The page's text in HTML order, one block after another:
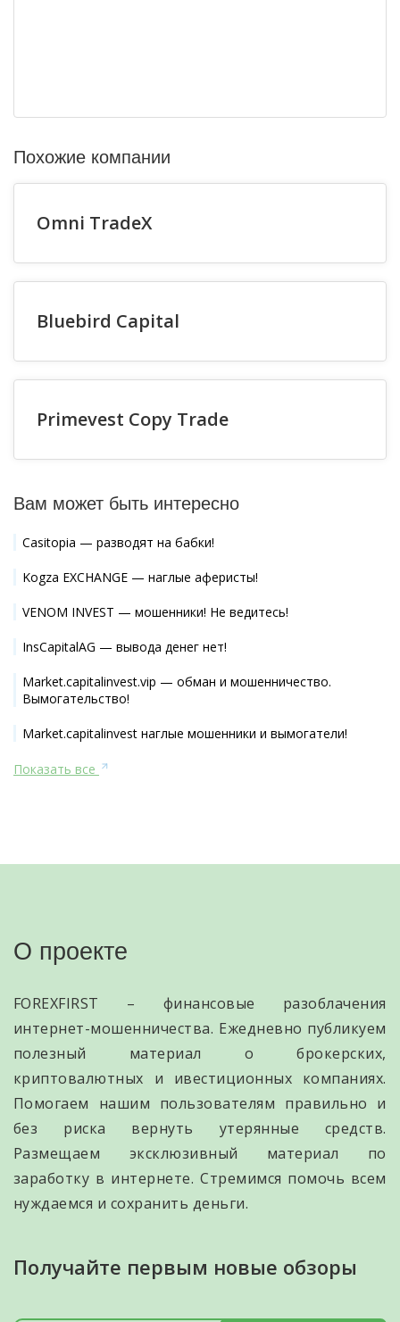
Похожие компании
Omni TradeX
Bluebird Capital
Primevest Copy Trade
Вам может быть интересно
Casitopia — разводят на бабки!
Kogza EXCHANGE — наглые аферисты!
VENOM INVEST — мошенники! Не ведитесь!
InsCapitalAG — вывода денег нет!
Market.capitalinvest.vip — обман и мошенничество.
Вымогательство!
Market.capitalinvest наглые мошенники и вымогатели!
Показать все
О проекте
FOREXFIRST – финансовые разоблачения
интернет-мошенничества. Ежедневно публикуем
полезный материал о брокерских,
криптовалютных и ивестиционных компаниях.
Помогаем нашим пользователям правильно и
без риска вернуть утерянные средств.
Размещаем эксклюзивный материал по
заработку в интернете. Стремимся помочь всем
нуждаемся и сохранить деньги.
Получайте первым новые обзоры